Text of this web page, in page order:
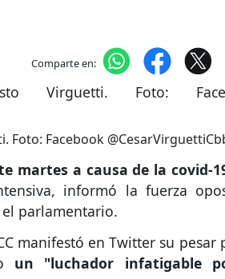
Comparte en:
Facebook
martes a causa de la covid-
informó la fuerza
parlamentario.
manifestó en Twitter su pesar
un "luchador infatigable